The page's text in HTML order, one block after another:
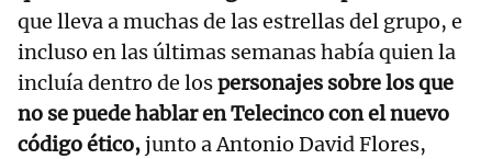
que lleva a muchas de las estrellas del grupo, e
incluso en las últimas semanas había quien la
incluía dentro de lospersonajes sobre los que
no se puede hablar en Telecinco con el nuevo
código ético,junto a Antonio David Flores,